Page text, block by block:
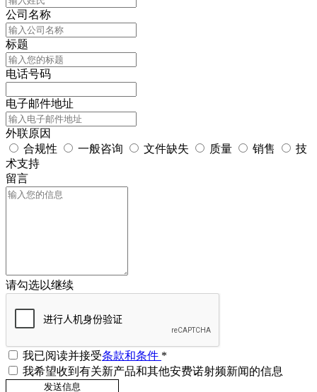
公司名称
标题
电话号码
电子邮件地址
外联原因
合规性
一般咨询 文件缺失 质量 销售
技
术支持
留言
请勾选以继续
我已阅读并接受条款和条件 *
我希望收到有关新产品和其他安费诺射频新闻的信息